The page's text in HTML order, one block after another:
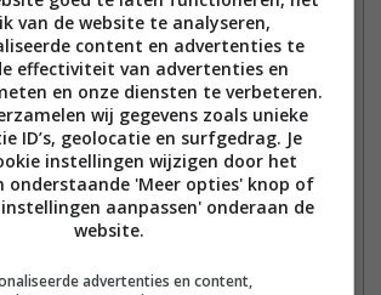
Voorbereiding:
15minutes
minutes
Kooktijd:
15minutes
minutes
Totaal:
2hours
hours 30minutes
minutes
dinner
van de website te analyseren,
content en advertenties te
effectiviteit van advertenties en
en onze diensten te verbeteren.
wij gegevens zoals unieke
ID’s, geolocatie en surfgedrag. Je
instellingen wijzigen door het
onderstaande 'Meer opties' knop of
aanpassen' onderaan de
website.
advertenties en content,